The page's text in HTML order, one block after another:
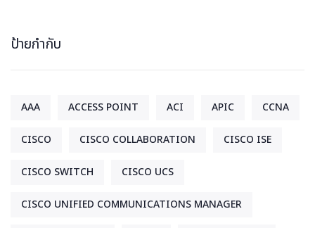
ป้ายกำกับ
AAA ACCESS POINT ACI APIC CCNA
CISCO CISCO COLLABORATION CISCO ISE
CISCO SWITCH CISCO UCS
CISCO UNIFIED COMMUNICATIONS MANAGER